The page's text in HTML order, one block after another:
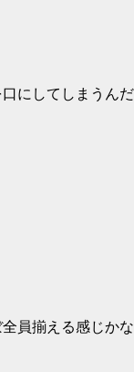
にしてしまうんだ
員揃える感じかな